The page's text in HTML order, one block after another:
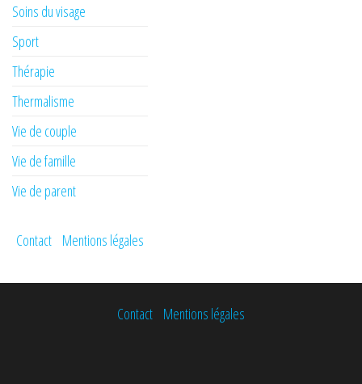
Soins du visage
Sport
Thérapie
Thermalisme
Vie de couple
Vie de famille
Vie de parent
Contact Mentions légales
Contact Mentions légales